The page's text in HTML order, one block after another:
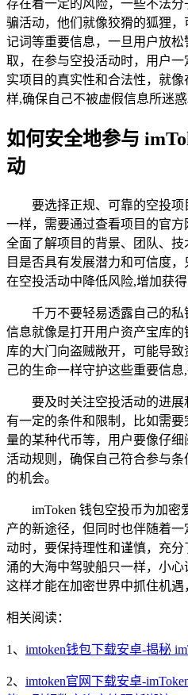
存在着一定的风险，一些不法
骗活动，他们就像狡猾的狐狸
记词等重要信息，一旦用户放
取，在参与空投活动时，用户
实项目的真实性和合法性，就
样,确保自己不被虚假信息所迷惑
如何安全地参与
动
要选择正规、可靠的空投
一样，需要通过查看项目的官方
全面了解项目的背景、团队、
目是否具有发展潜力和可信度
在空投活动中降低风险,增加获得
千万不要轻易透露自己的
信息就像是打开用户资产宝库
库的大门向盗贼敞开，可能导
己的生命一样守护这些重要信息,
要及时关注空投活动的进
有一定的条件和限制，比如需
量的某种代币等，用户要像仔
活动规则，确保自己符合参与
的机会。
imToken 钱包空投币为加
产的新途径，但同时也伴随着
动时，要保持理性和谨慎，充
涌的大海中驾驶船只一样，小心
这样才能在加密世界中抓住机遇
相关阅读：
1、 imtoken钱包下载安卓-揭秘
2、 imtoken官网下载安卓-